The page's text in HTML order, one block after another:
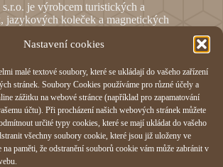
Nastavení cookies
malé textové soubory, které se ukládají do vašeho zařízení
stránek. Soubory Cookies používáme pro různé účely a
zážitku na webové stránce (například pro zapamatování
účtu). Při procházení našich webových stránek můžete
určité typy cookies, které se mají ukládat do vašeho
všechny soubory cookie, které jsou již uloženy ve
na paměti, že odstranění souborů cookie vám může zabránit v
je výrobcem turistických a
jazykových koleček a magnetických
smlouvy
údajů